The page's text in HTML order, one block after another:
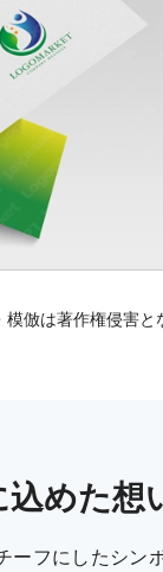
倣は著作権侵害と
込めた想
ーフにしたシ